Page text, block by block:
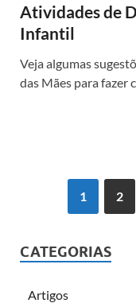
Atividades de
Infantil
Veja algumas
das Mães para fazer
1 2
CATEGORIAS
Artigos